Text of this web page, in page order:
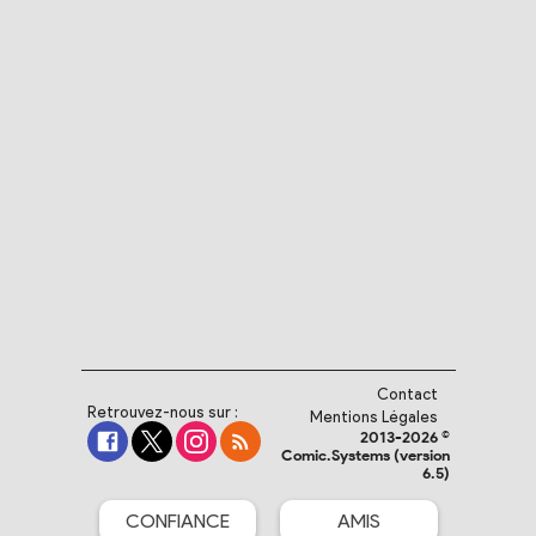
Retrouvez-nous sur :
Contact
Mentions Légales
2013-2026 ©
Comic.Systems (version
6.5)
CONFIANCE AMIS